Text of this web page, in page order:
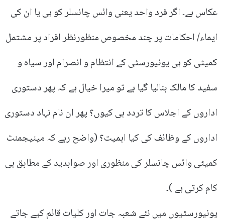
عکاس ہے۔ اگر فرد واحد یعنی وائس چانسلر کو ہی یا ان کی
ایماء/ احکامات پر چند مخصوص منظورنظر افراد پر مشتمل
کمیٹی کو ہی یونیورسٹی کے انتظام و انصرام اور سیاہ و
سفید کا مالک بنالیا گیا ہے تو میرا خیال ہے کہ پھر دستوری
اداروں کے اجلاس کا تردد ہی کیوں؟ پھر ان نام نہاد دستوری
اداروں کے وظائف کی کیا اہمیت؟ (واضح رہے کہ مینیجمنٹ
کمیٹی وائس چانسلر کی منظوری اور صوابدید کے مطابق ہی
کام کرتی ہے )۔
یونیورسٹیوں میں نئے شعبہ جات اور کلیات قائم کیے جاتے